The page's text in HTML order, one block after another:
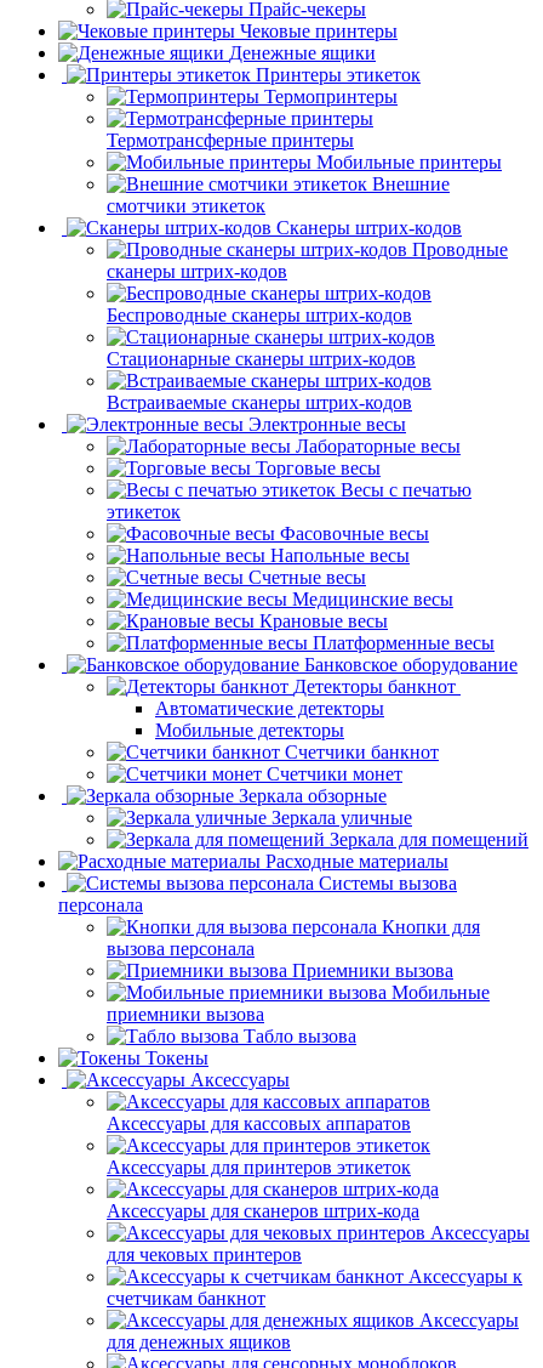
Прайс-чекеры
Чековые принтеры
Денежные ящики
Принтеры этикеток
Термопринтеры
Термотрансферные принтеры
Мобильные принтеры
Внешние
смотчики этикеток
Сканеры штрих-кодов
Проводные
сканеры штрих-кодов
Беспроводные сканеры штрих-кодов
Стационарные сканеры штрих-кодов
Встраиваемые сканеры штрих-кодов
Электронные весы
Лабораторные весы
Торговые весы
Весы с печатью
этикеток
Фасовочные весы
Напольные весы
Счетные весы
Медицинские весы
Крановые весы
Платформенные весы
Банковское оборудование
Детекторы банкнот
Автоматические детекторы
Мобильные детекторы
Счетчики банкнот
Счетчики монет
Зеркала обзорные
Зеркала уличные
Зеркала для помещений
Расходные материалы
Системы вызова
персонала
Кнопки для
вызова персонала
Приемники вызова
Мобильные
приемники вызова
Табло вызова
Токены
Аксессуары
Аксессуары для кассовых аппаратов
Аксессуары для принтеров этикеток
Аксессуары для сканеров штрих-кода
Аксессуары
для чековых принтеров
Аксессуары к
счетчикам банкнот
Аксессуары
для денежных ящиков